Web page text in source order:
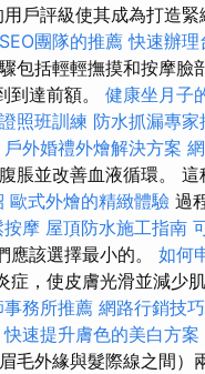
戶評級使其成為打造
團隊的推薦 快速辦理
包括輕輕撫摸和按摩臉
到達前額。 健康坐月子
照班訓練 防水抓漏專家
戶外婚禮外燴解決方案
脹並改善血液循環。
歐式外燴的精緻體驗 過
按摩 屋頂防水施工指南
應該選擇最小的。 如何
，使皮膚光滑並減少
務所推薦 網路行銷技巧
快速提升膚色的美白方案
毛外緣與髮際線之間